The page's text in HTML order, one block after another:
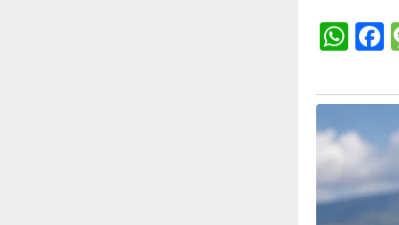
W
at
s
A
p
p
F
b
o
o
k